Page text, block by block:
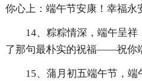
你心上：端午节安康！幸福永
14、粽粽情深，端午呈
了那句最朴实的祝福——祝你
15、蒲月初五端午节，